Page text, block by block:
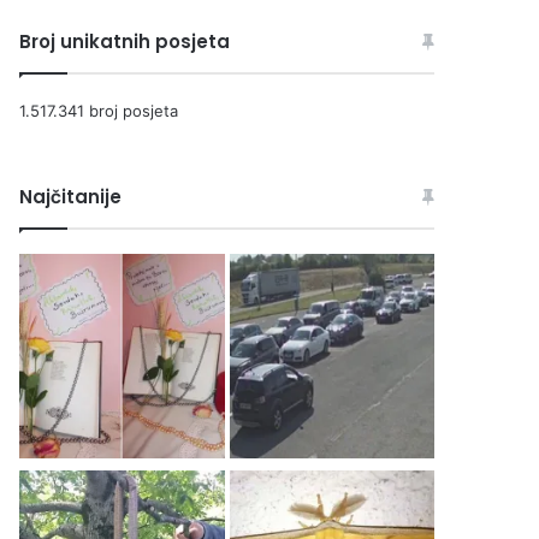
Broj unikatnih posjeta
1.517.341 broj posjeta
Najčitanije